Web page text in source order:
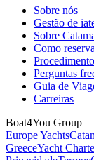
Sobre nós
Gestão de
Sobre
Como
Perguntas
Guia de
Carreiras
Boat4You Group
Europe Yachts
GreeceYacht